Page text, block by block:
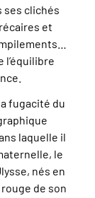
ses clichés
et
l’équilibre
fugacité du
laquelle il
le
nés en
de son